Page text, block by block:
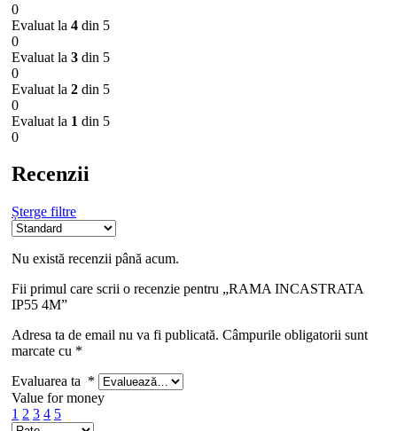
0
Evaluat la 4 din 5
0
Evaluat la 3 din 5
0
Evaluat la 2 din 5
0
Evaluat la 1 din 5
0
Recenzii
Șterge filtre
Nu există recenzii până acum.
Fii primul care scrii o recenzie pentru „RAMA INCASTRATA
IP55 4M”
Adresa ta de email nu va fi publicată. Câmpurile obligatorii sunt
marcate cu *
Evaluarea ta *
Value for money
1 2 3 4 5